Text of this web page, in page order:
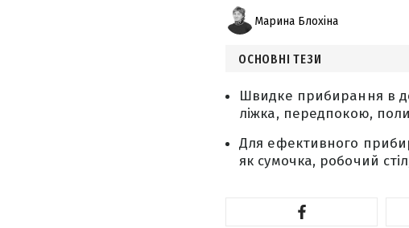
Марина Блохіна
ОСНОВНІ ТЕЗИ
Швидке прибирання в
ліжка, передпокою,
Для ефективного
як сумочка, робочий